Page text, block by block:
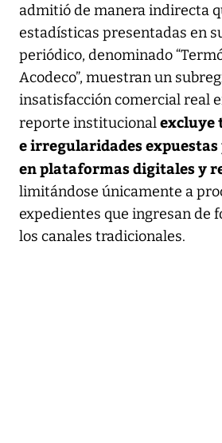
admitió de manera indirecta
estadísticas presentadas en
periódico, denominado
Acodeco”, muestran un
insatisfacción comercial real
reporte institucionalexcluye
e irregularidades
en plataformas digitales y
limitándose únicamente a
expedientes que ingresan de
los canales tradicionales.